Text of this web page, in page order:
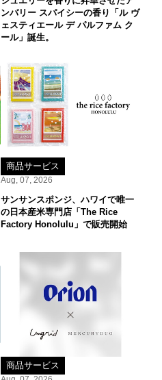
ンバリー スパイシーの香り「ル ヴ
ェスティエール デ パルファム ク
ール」誕生。
商品サービス
Aug, 07, 2026
サンサンスポンジ、ハワイで唯一
の日本産米専門店「The Rice
Factory Honolulu」で販売開始
商品サービス